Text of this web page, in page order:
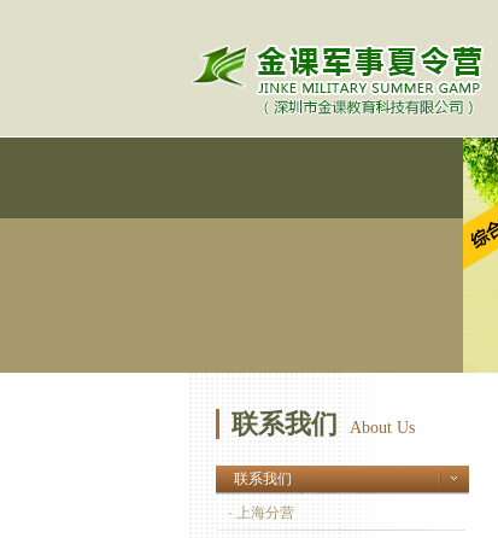
联系我们 About Us
联系我们
· 上海分营